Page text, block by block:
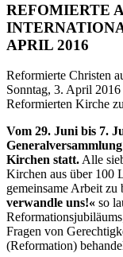
REFOMIERTE
APRIL 2016
Reformierte Christen
Sonntag, 3. April
Reformierten Kirche
Vom 29. Juni bis 7.
Kirchen statt.Alle
Kirchen aus über 100
gemeinsame Arbeit zu
verwandle uns!« so
Fragen von
(Reformation)